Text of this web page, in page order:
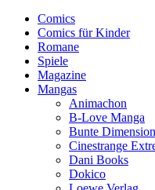
Comics
Comics für Kinder
Romane
Spiele
Magazine
Mangas
Animachon
B-Love Manga
Bunte
Cinestrange
Dani Books
Dokico